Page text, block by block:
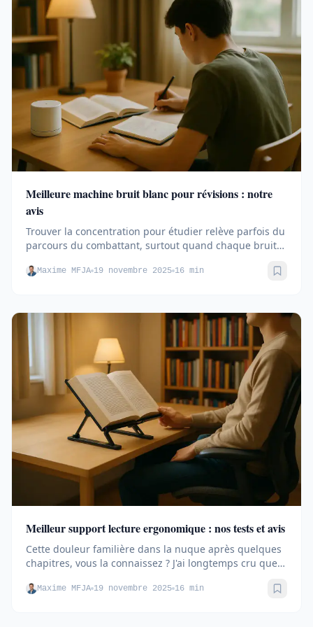
Meilleure machine bruit blanc pour révisions : notre
avis
Trouver la concentration pour étudier relève parfois du
parcours du combattant, surtout quand chaque bruit
Maxime MFJA 19 novembre 2025 16 min
Meilleur support lecture ergonomique : nos tests et avis
Cette douleur familière dans la nuque après quelques
chapitres, vous la connaissez ? J'ai longtemps cru que
Maxime MFJA 19 novembre 2025 16 min